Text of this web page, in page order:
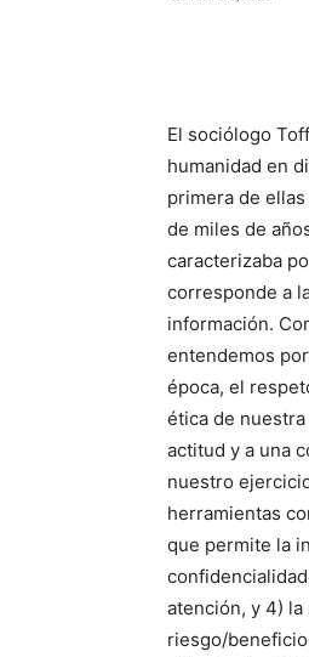
El sociólogo
humanidad en
primera de
de miles de
caracterizaba
corresponde a
información.
entendemos
época, el
ética de
actitud y a una
nuestro
herramientas
que permite la
atención, y 4)
riesgo/